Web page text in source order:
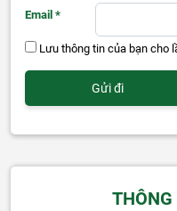
Email *
Lưu thông tin của bạn cho
THÔNG